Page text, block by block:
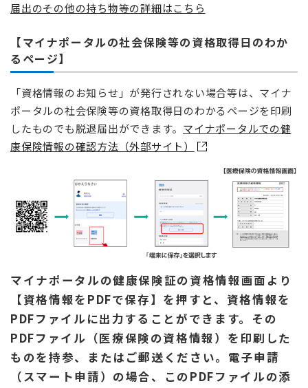
届出のその他の持ち物等の詳細はこちら
【マイナポータルの社会保険等の資格取得日のわか
るページ】
​「資格情報のお知らせ」が発行されない場合等は、マイナ
ポータルの社会保険等の資格取得日のわかるページを印刷
したものでも脱退届出ができます。 マイナポータルでの健
康保険情報の確認方法（外部サイト）
マイナポータルの健康保険証の資格情報画面より
【資格情報をPDFで保存】を押すと、資格情報を
PDFファイルに出力することができます。その
PDFファイル（医療保険の資格情報）を印刷した
ものを持参、またはご郵送ください。電子申請
（スマート申請）の場合、このPDFファイルの添